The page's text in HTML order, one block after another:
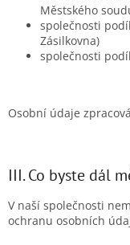
Městského
společnosti
Zásilkovna)
společnosti
Osobní údaje
III. Co byste dál
V naší společnosti
ochranu osobních